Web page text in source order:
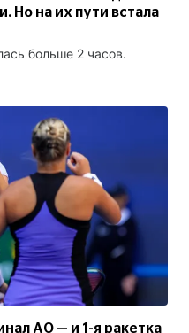
Но на их пути встала
больше 2 часов.
АО — и 1-я ракетка